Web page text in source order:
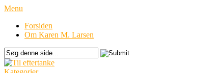
Menu
Forsiden
Om Karen M. Larsen